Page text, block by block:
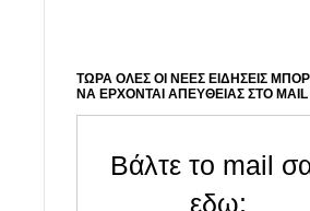
ΤΩΡΑ ΟΛΕΣ ΟΙ ΝΕΕΣ ΕΙΔΗΣΕΙΣ
ΝΑ ΕΡΧΟΝΤΑΙ ΑΠΕΥΘΕΙΑΣ ΣΤΟ
Βάλτε το mail
εδω: